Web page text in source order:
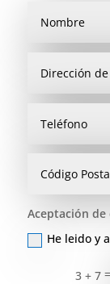
Aceptación
He leido y
3 + 7 =